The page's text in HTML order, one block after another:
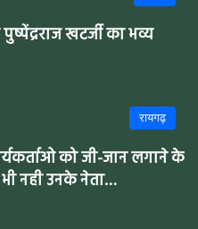
खटर्जी का भव्य
रायगढ़
को जी-जान लगाने के
नही उनके नेता…